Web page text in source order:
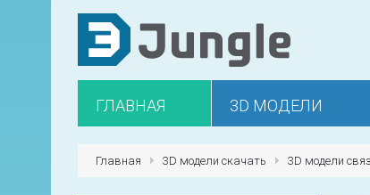
ГЛАВНАЯ 3D МОДЕЛИ
Главная 3D модели скачать 3D модели